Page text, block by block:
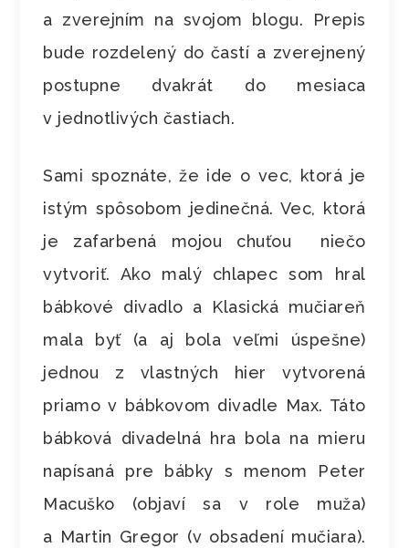
a zverejním na svojom blogu. Prepis
bude rozdelený do častí a zverejnený
postupne dvakrát do mesiaca
v jednotlivých častiach.
Sami spoznáte, že ide o vec, ktorá je
istým spôsobom jedinečná. Vec, ktorá
je zafarbená mojou chuťou niečo
vytvoriť. Ako malý chlapec som hral
bábkové divadlo a Klasická mučiareň
mala byť (a aj bola veľmi úspešne)
jednou z vlastných hier vytvorená
priamo v bábkovom divadle Max. Táto
bábková divadelná hra bola na mieru
napísaná pre bábky s menom Peter
Macuško (objaví sa v role muža)
a Martin Gregor (v obsadení mučiara).